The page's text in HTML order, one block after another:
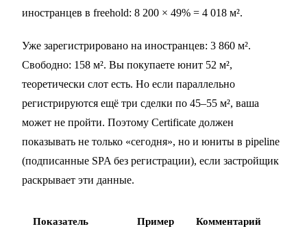
иностранцев в freehold: 8 200 × 49% = 4 018 м².
Уже зарегистрировано на иностранцев: 3 860 м².
Свободно: 158 м². Вы покупаете юнит 52 м²,
теоретически слот есть. Но если параллельно
регистрируются ещё три сделки по 45–55 м², ваша
может не пройти. Поэтому Certificate должен
показывать не только «сегодня», но и юниты в pipeline
(подписанные SPA без регистрации), если застройщик
раскрывает эти данные.
Показатель Пример Комментарий